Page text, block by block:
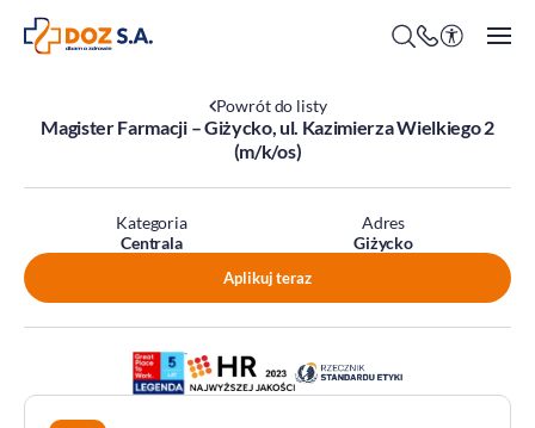
O firmie
Benefity
Praca w Centrali
Staże
Kim jesteśmy?
ESG
Powrót do listy
Magister Farmacji – Giżycko, ul. Kazimierza Wielkiego 2
(m/k/os)
Kategoria
Centrala
Adres
Giżycko
Aplikuj teraz